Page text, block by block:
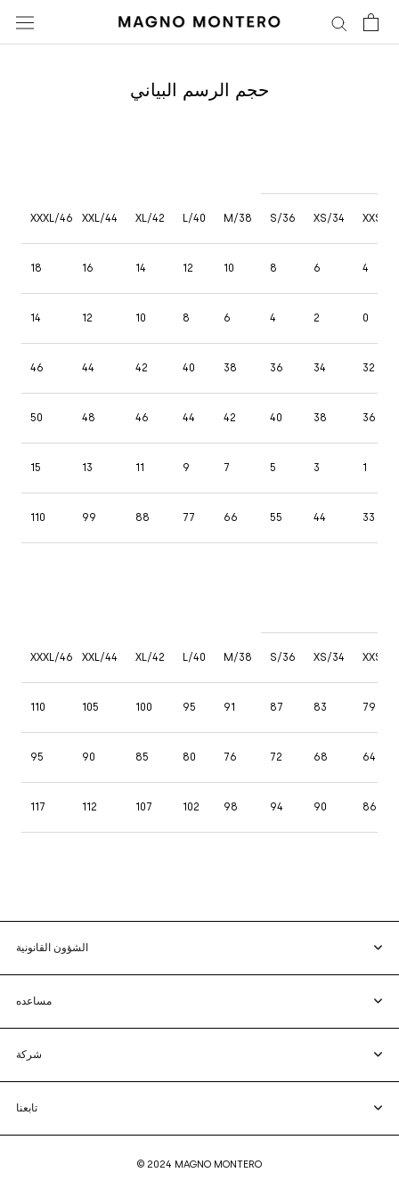
الى
حجم الرسم البياني
XXS/32
XS/34
S/36
M/38
L/40
XL/42
XXL/44
XXXL/46
4
6
8
10
12
14
16
18
0
2
4
6
8
10
12
14
32
34
36
38
40
42
44
46
36
38
40
42
44
46
48
50
1
3
5
7
9
11
13
15
33
44
55
66
77
88
99
110
XXS/32
XS/34
S/36
M/38
L/40
XL/42
XXL/44
XXXL/46
79
83
87
91
95
100
105
110
64
68
72
76
80
85
90
95
86
90
94
98
102
107
112
117
الشؤون القانونية
مساعده
شركة
تابعنا
© 2024 MAGNO MONTERO